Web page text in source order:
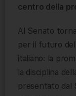
centro della
Al Senato
per il futuro
italiano: la
la disciplina
presentato dal